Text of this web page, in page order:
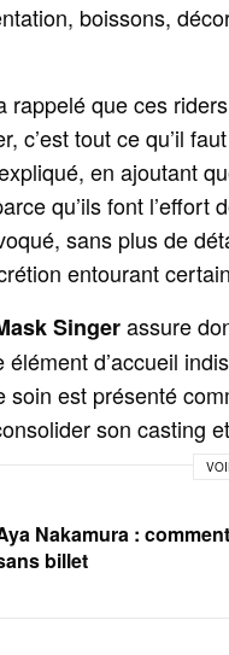
boissons,
rappelé que ces
c’est tout ce qu’il
en ajoutant
qu’ils font
sans plus de
entourant
Singerassure
d’accueil
soin est présenté
son casting
Nakamura :
billet